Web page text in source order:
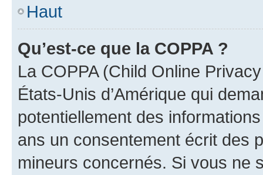
Haut
Qu’est-ce que la COPPA ?
La COPPA (Child Online
États-Unis d’Amérique qui
potentiellement des
ans un consentement écrit des
mineurs concernés. Si vous ne